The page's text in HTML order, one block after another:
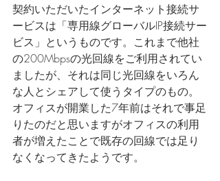
契約いただいたインターネット接続サ
ービスは「専用線グローバルIP接続サー
ビス」というものです。これまで他社
の200Mbpsの光回線をご利用されてい
ましたが、それは同じ光回線をいろん
な人とシェアして使うタイプのもの。
オフィスが開業した7年前はそれで事足
りたのだと思いますがオフィスの利用
者が増えたことで既存の回線では足り
なくなってきたようです。